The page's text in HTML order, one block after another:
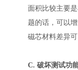
面积比较主要
题的话，可以
磁芯材料差异
C. 破坏测试功